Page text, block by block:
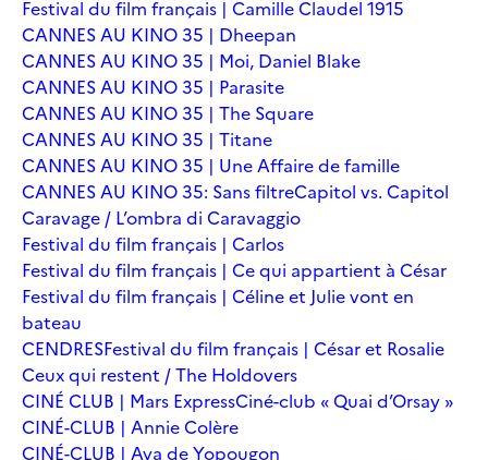
Festival du film français | Camille Claudel 1915
CANNES AU KINO 35 | Dheepan
CANNES AU KINO 35 | Moi, Daniel Blake
CANNES AU KINO 35 | Parasite
CANNES AU KINO 35 | The Square
CANNES AU KINO 35 | Titane
CANNES AU KINO 35 | Une Affaire de famille
CANNES AU KINO 35: Sans filtreCapitol vs. Capitol
Caravage / L’ombra di Caravaggio
Festival du film français | Carlos
Festival du film français | Ce qui appartient à César
Festival du film français | Céline et Julie vont en
bateau
CENDRESFestival du film français | César et Rosalie
Ceux qui restent / The Holdovers
CINÉ CLUB | Mars ExpressCiné-club « Quai d’Orsay »
CINÉ-CLUB | Annie Colère
CINÉ-CLUB | Aya de Yopougon